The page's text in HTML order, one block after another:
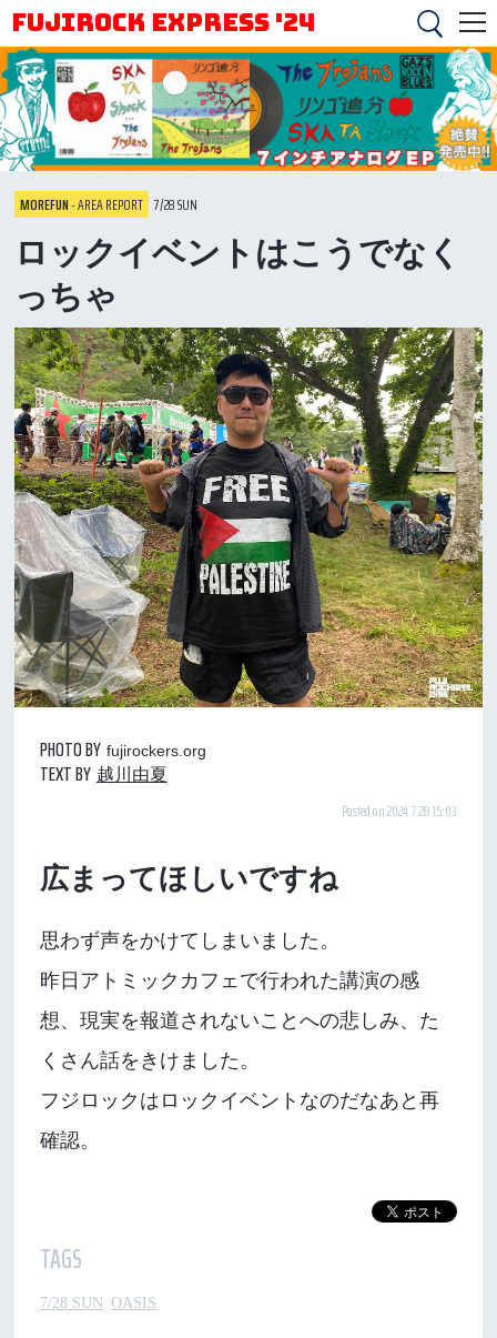
FUJIROCK EXPRESS '24
MOREFUN- AREA REPORT 7/28 SUN
ロックイベントはこうでなく
っちゃ
PHOTO BY fujirockers.org
TEXT BY 越川由夏
Posted on 2024.7.28 15:03
広まってほしいですね
思わず声をかけてしまいました。
昨日アトミックカフェで行われた講演の感
想、現実を報道されないことへの悲しみ、た
くさん話をきけました。
フジロックはロックイベントなのだなあと再
確認。
TAGS
7/28 SUN OASIS